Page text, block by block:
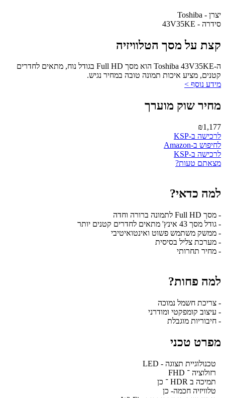
יצרן - Toshiba
סידרה - 43V35KE
קצת על מסך הטלוויזיה
ה-Toshiba 43V35KE הוא מסך Full HD בגודל נוח, מתאים לחדרים
קטנים, מציע איכות תמונה טובה במחיר נגיש.
מידע נוסף >
מחיר שוק מוערך
₪1,177
לרכישה ב-KSP
לחיפוש ב-Amazon
לרכישה ב-KSP
מצאתם טעות?
למה כדאי?
- מסך Full HD לתמונה ברורה וחדה
- גודל מסך 43 אינץ' מתאים לחדרים קטנים יותר
- ממשק משתמש פשוט ואינטואיטיבי
- מערכת צליל בסיסית
- מחיר תחרותי
למה פחות?
- צריכת חשמל נמוכה
- עיצוב קומפקטי ומודרני
- חיבוריות מוגבלת
מפרט טכני
טכנולוגיית תצוגה - LED
רזולוציה ־ FHD
תמיכה ב HDR ־ כן
טלוויזיה חכמה- כן